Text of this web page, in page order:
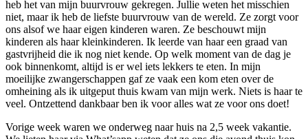
heb het van mijn buurvrouw gekregen. Jullie weten het misschien
niet, maar ik heb de liefste buurvrouw van de wereld. Ze zorgt voor
ons alsof we haar eigen kinderen waren. Ze beschouwt mijn
kinderen als haar kleinkinderen. Ik leerde van haar een graad van
gastvrijheid die ik nog niet kende. Op welk moment van de dag je
ook binnenkomt, altijd is er wel iets lekkers te eten. In mijn
moeilijke zwangerschappen gaf ze vaak een kom eten over de
omheining als ik uitgeput thuis kwam van mijn werk. Niets is haar te
veel. Ontzettend dankbaar ben ik voor alles wat ze voor ons doet!
Vorige week waren we onderweg naar huis na 2,5 week vakantie.